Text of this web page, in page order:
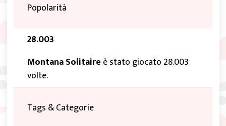
Popolarità
28.003
Montana Solitaire è stato giocato 28.003
volte.
Tags & Categorie